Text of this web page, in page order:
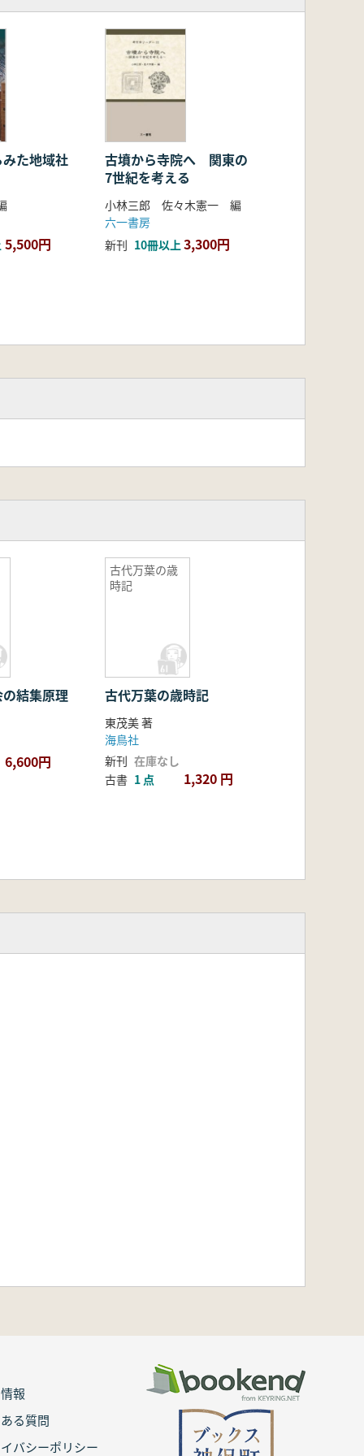
た地域社
5,500円
古墳から寺院へ 関東の
7世紀を考える
小林三郎 佐々木憲一 編
六一書房
新刊 10冊以上3,300円
結集原理
6,600円
古代万葉の歳
時記
古代万葉の歳時記
東茂美 著
海鳥社
新刊 在庫なし
古書 1 点 1,320 円
報
る質問
バシーポリシー